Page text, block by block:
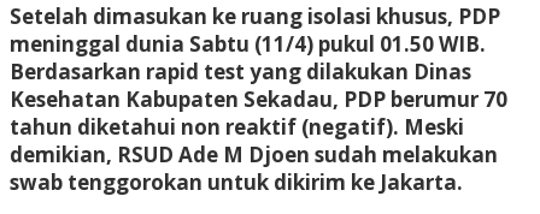
Setelah dimasukan ke ruang isolasi khusus, PDP
meninggal dunia Sabtu (11/4) pukul 01.50 WIB.
Berdasarkan rapid test yang dilakukan Dinas
Kesehatan Kabupaten Sekadau, PDP berumur 70
tahun diketahui non reaktif (negatif). Meski
demikian, RSUD Ade M Djoen sudah melakukan
swab tenggorokan untuk dikirim ke Jakarta.